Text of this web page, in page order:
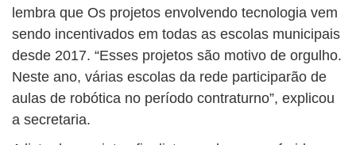
lembra que Os projetos envolvendo tecnologia vem
sendo incentivados em todas as escolas municipais
desde 2017. “Esses projetos são motivo de orgulho.
Neste ano, várias escolas da rede participarão de
aulas de robótica no período contraturno”, explicou
a secretaria.